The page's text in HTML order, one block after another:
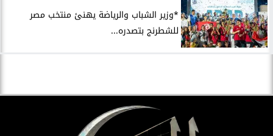
*وزير الشباب والرياضة يهنئ منتخب مصر
للشطرنج بتصدره...